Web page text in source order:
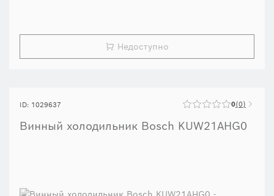
Недоступно
ID: 1029637 0 0
Винный холодильник Bosch KUW21AHG0